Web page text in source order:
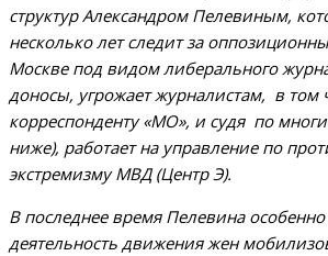
структур Александром Пелевиным,
несколько лет следит за
Москве под видом либерального
доносы, угрожает журналистам, в том
корреспонденту «МО», и судя по
ниже), работает на управление по
экстремизму МВД (Центр Э).
В последнее время Пелевина
деятельность движения жен